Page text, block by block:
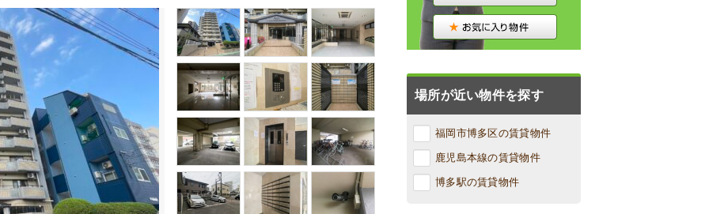
場所が近い物件を探す
福岡市博多区の賃貸物件
鹿児島本線の賃貸物件
博多駅の賃貸物件